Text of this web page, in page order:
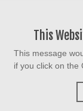
This
This message
if you click on the